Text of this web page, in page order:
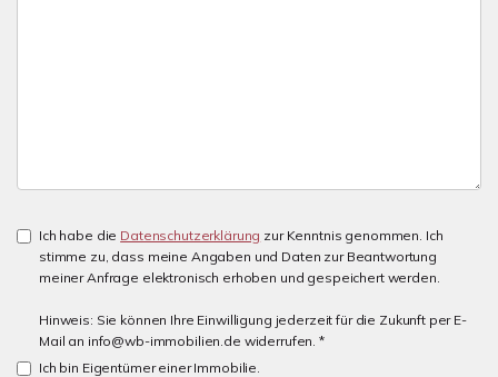
Ich habe die Datenschutzerklärung zur Kenntnis genommen. Ich
stimme zu, dass meine Angaben und Daten zur Beantwortung
meiner Anfrage elektronisch erhoben und gespeichert werden.
Hinweis: Sie können Ihre Einwilligung jederzeit für die Zukunft per E-
Mail an info@wb-immobilien.de widerrufen. *
Ich bin Eigentümer einer Immobilie.